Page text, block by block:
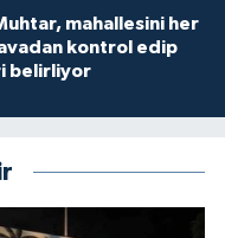
mahallesini her
kontrol edip
belirliyor